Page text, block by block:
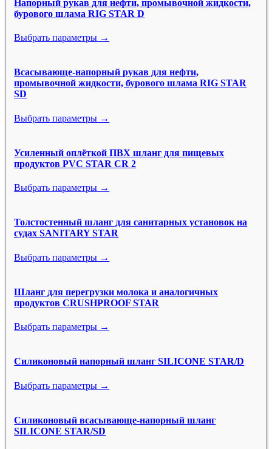
Напорный рукав для нефти, промывочной жидкости,
бурового шлама RIG STAR D
Выбрать параметры →
Всасывающе-напорный рукав для нефти,
промывочной жидкости, бурового шлама RIG STAR
SD
Выбрать параметры →
Усиленный оплёткой ПВХ шланг для пищевых
продуктов PVC STAR CR 2
Выбрать параметры →
Толстостенный шланг для санитарных установок на
судах SANITARY STAR
Выбрать параметры →
Шланг для перегрузки молока и аналогичных
продуктов CRUSHPROOF STAR
Выбрать параметры →
Силиконовый напорный шланг SILICONE STAR/D
Выбрать параметры →
Силиконовый всасывающе-напорный шланг
SILICONE STAR/SD